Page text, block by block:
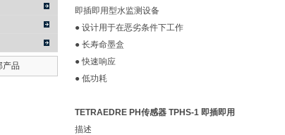
产品
即插即用型水监测设备
● 设计用于在恶劣条件下工作
● 长寿命墨盒
● 快速响应
● 低功耗
TETRAEDRE PH传感器 TPHS-1 即插即用
描述